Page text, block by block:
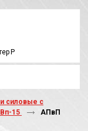
Р
силовые с
15
АПвП